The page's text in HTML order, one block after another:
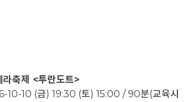
축제 <투란도트>
10-10 (금) 19:30 (토) 15:00 / 90분(교육시